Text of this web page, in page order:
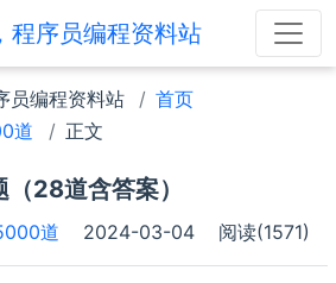
程序员编程资料站
员编程资料站
首页
道
正文
28道含答案）
道 2024-03-04 阅读(1571)